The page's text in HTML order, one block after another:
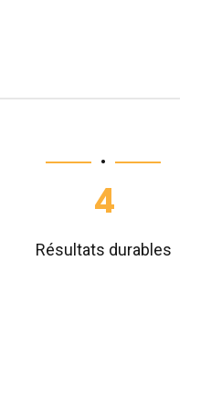
•
4
Résultats durables